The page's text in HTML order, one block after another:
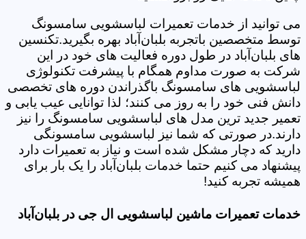
می توانید از خدمات تعمیرات لباسشویی سامسونگ
توسط متخصصین باتجربه بلبان‌آباد بهره بگیرید.تکنسین
های بلبان‌آباد در طول دوره فعالیت های خود در این
شرکت به صورت مداوم همگام با پیشرفت تکنولوژی
لباسشویی های سامسونگ باگذراندن دوره های تخصصی
دانش فنی خود را به روز می کنند؛ لذا توانایی عیب یابی و
تعمیر جدید ترین مدل های لباسشویی سامسونگ را نیز
دارند.در صورتی که شما نیز لباسشویی سامسونگی
دارید که دچار مشکل شده است و نیاز به تعمیرات دارد
پیشنهاد می کنیم حتما خدمات بلبان‌آباد را یک بار برای
همیشه تجربه کنید!
خدمات تعمیرات ماشین لباسشویی ال جی در بلبان‌آباد